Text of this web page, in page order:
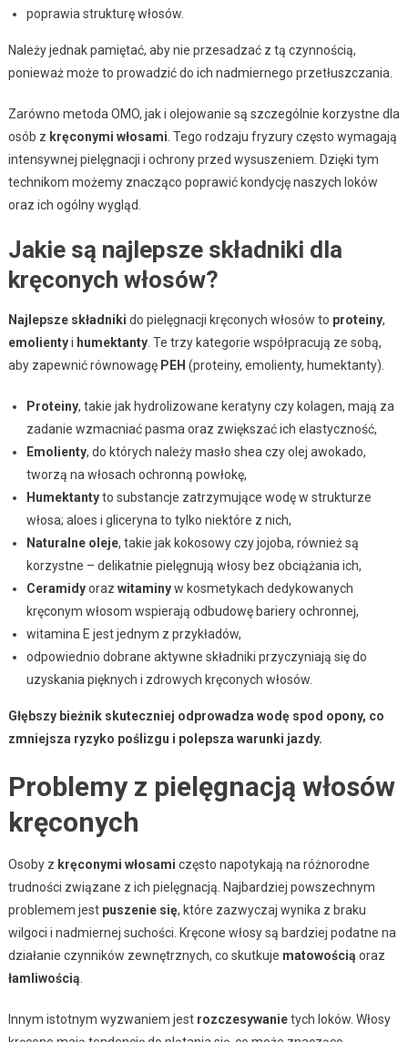
poprawia strukturę włosów.
Należy jednak pamiętać, aby nie przesadzać z tą czynnością,
ponieważ może to prowadzić do ich nadmiernego przetłuszczania.
Zarówno metoda OMO, jak i olejowanie są szczególnie korzystne dla
osób z kręconymi włosami . Tego rodzaju fryzury często wymagają
intensywnej pielęgnacji i ochrony przed wysuszeniem. Dzięki tym
technikom możemy znacząco poprawić kondycję naszych loków
oraz ich ogólny wygląd.
Jakie są najlepsze składniki dla
kręconych włosów?
Najlepsze składniki do pielęgnacji kręconych włosów to proteiny,
emolientyi humektanty. Te trzy kategorie współpracują ze sobą,
aby zapewnić równowagę PEH (proteiny, emolienty, humektanty).
Proteiny, takie jak hydrolizowane keratyny czy kolagen, mają za
zadanie wzmacniać pasma oraz zwiększać ich elastyczność,
Emolienty, do których należy masło shea czy olej awokado,
tworzą na włosach ochronną powłokę,
Humektantyto substancje zatrzymujące wodę w strukturze
włosa; aloes i gliceryna to tylko niektóre z nich,
Naturalne oleje, takie jak kokosowy czy jojoba, również są
korzystne – delikatnie pielęgnują włosy bez obciążania ich,
Ceramidyoraz witaminyw kosmetykach dedykowanych
kręconym włosom wspierają odbudowę bariery ochronnej,
witamina E jest jednym z przykładów,
odpowiednio dobrane aktywne składniki przyczyniają się do
uzyskania pięknych i zdrowych kręconych włosów.
Głębszy bieżnik skuteczniej odprowadza wodę spod opony, co
zmniejsza ryzyko poślizgu i polepsza warunki jazdy.
Problemy z pielęgnacją włosów
kręconych
Osoby z kręconymi włosami często napotykają na różnorodne
trudności związane z ich pielęgnacją. Najbardziej powszechnym
problemem jest puszenie się, które zazwyczaj wynika z braku
wilgoci i nadmiernej suchości. Kręcone włosy są bardziej podatne na
działanie czynników zewnętrznych, co skutkuje matowością oraz
łamliwością
Innym istotnym wyzwaniem jest rozczesywanietych loków. Włosy